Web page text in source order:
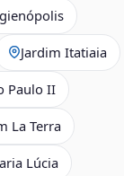
Jardim Itatiaia
Paulo II
La Terra
Lúcia